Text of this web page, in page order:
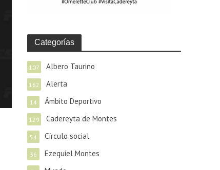
Categorías
Albero Taurino
107
Alerta
162
Ámbito Deportivo
14
Cadereyta de Montes
129
Círculo social
54
Ezequiel Montes
36